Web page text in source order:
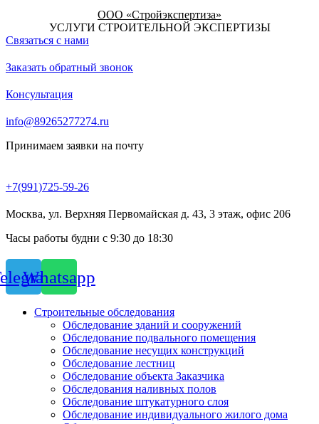
ООО «Стройэкспертиза»
УСЛУГИ СТРОИТЕЛЬНОЙ ЭКСПЕРТИЗЫ
Связаться с нами
Заказать обратный звонок
Консультация
info@89265277274.ru
Принимаем заявки на почту
+7(991)725-59-26
Москва, ул. Верхняя Первомайская д. 43, 3 этаж, офис 206
Часы работы будни с 9:30 до 18:30
Whatsapp
Строительные обследования
Обследование зданий и сооружений
Обследование подвального помещения
Обследование несущих конструкций
Обследование лестниц
Обследование объекта Заказчика
Обследования наливных полов
Обследование штукатурного слоя
Обследование индивидуального жилого дома